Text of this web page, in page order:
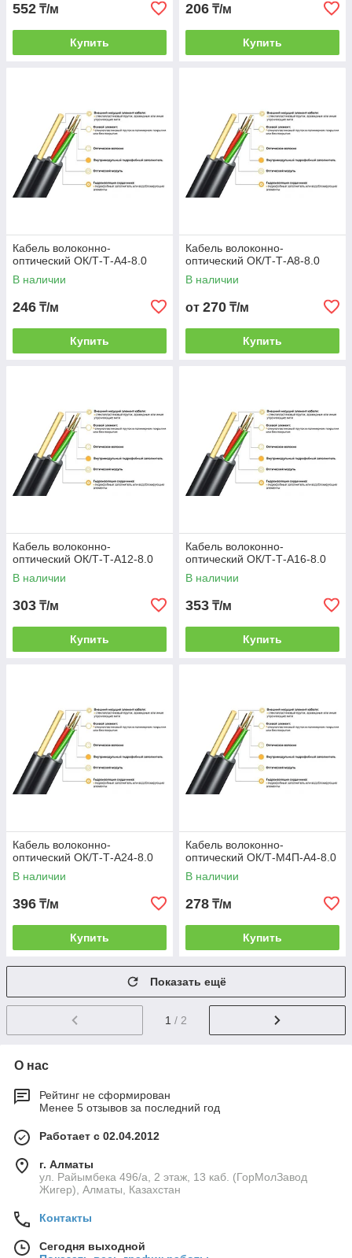
552 ₸/м
Купить
206 ₸/м
Купить
Кабель волоконно-
оптический ОК/Т-Т-А4-8.0
В наличии
246 ₸/м
Купить
Кабель волоконно-
оптический ОК/Т-Т-А8-8.0
В наличии
от 270 ₸/м
Купить
Кабель волоконно-
оптический ОК/Т-Т-А12-8.0
В наличии
303 ₸/м
Купить
Кабель волоконно-
оптический ОК/Т-Т-А16-8.0
В наличии
353 ₸/м
Купить
Кабель волоконно-
оптический ОК/Т-Т-А24-8.0
В наличии
396 ₸/м
Купить
Кабель волоконно-
оптический ОК/Т-М4П-А4-8.0
В наличии
278 ₸/м
Купить
Показать ещё
1 / 2
О нас
Рейтинг не сформирован
Менее 5 отзывов за последний год
Работает с 02.04.2012
г. Алматы
ул. Райымбека 496/а, 2 этаж, 13 каб. (ГорМолЗавод
Жигер), Алматы, Казахстан
Контакты
Сегодня выходной